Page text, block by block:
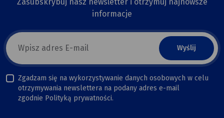
informacje
E-
mail
newsletter
Zgadzam się na wykorzystywanie danych osobowych w celu
otrzymywania newslettera na podany adres e-mail
zgodnie Polityką prywatności.